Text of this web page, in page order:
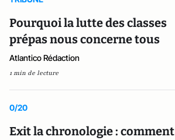
Pourquoi la lutte des classes
prépas nous concerne tous
Atlantico Rédaction
1 min de lecture
0/20
Exit la chronologie : comment